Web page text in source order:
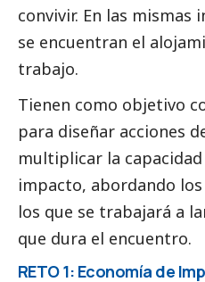
convivir. En las mismas
se encuentran el
trabajo.
Tienen como objetivo
para diseñar acciones
multiplicar la
impacto, abordando
los que se trabajará a
que dura el encuentro.
RETO 1: Economía de